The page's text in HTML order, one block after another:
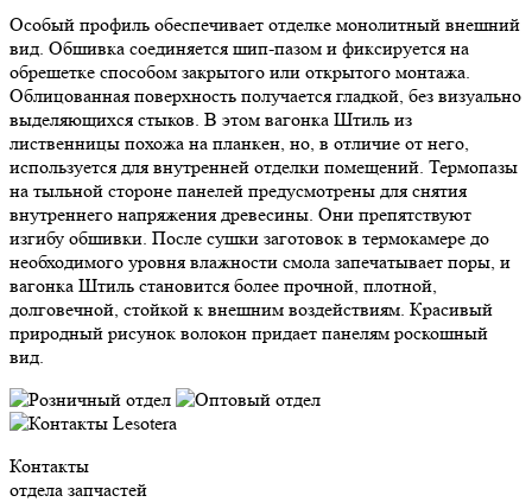
Особый профиль обеспечивает отделке монолитный внешний
вид. Обшивка соединяется шип-пазом и фиксируется на
обрешетке способом закрытого или открытого монтажа.
Облицованная поверхность получается гладкой, без визуально
выделяющихся стыков. В этом вагонка Штиль из
лиственницы похожа на планкен, но, в отличие от него,
используется для внутренней отделки помещений. Термопазы
на тыльной стороне панелей предусмотрены для снятия
внутреннего напряжения древесины. Они препятствуют
изгибу обшивки. После сушки заготовок в термокамере до
необходимого уровня влажности смола запечатывает поры, и
вагонка Штиль становится более прочной, плотной,
долговечной, стойкой к внешним воздействиям. Красивый
природный рисунок волокон придает панелям роскошный
вид.
Контакты
отдела запчастей